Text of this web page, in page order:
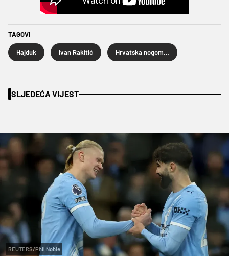
TAGOVI
Hajduk Ivan Rakitić
SLJEDEĆA VIJEST
REUTERS/Phil Noble